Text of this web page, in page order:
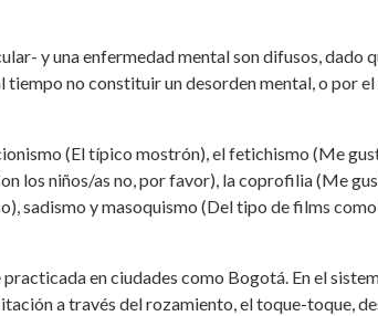
y una enfermedad mental son difusos, dado
no constituir un desorden mental, o por
(El típico mostrón), el fetichismo (Me
los niños/as no, por favor), la coprofilia (Me
sadismo y masoquismo (Del tipo de films
en ciudades como Bogotá. En el
a través del rozamiento, el toque-toque,